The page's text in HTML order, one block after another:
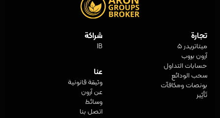
تجارة
ميتاتريدر 5
آرون بروب
حسابات التداول
سحب الودائع
بونصات ومكافآت
تَأثِير
شراكة
IB
عنا
وثيقة قانونية
عن آرون
وسائط
اتصل بنا